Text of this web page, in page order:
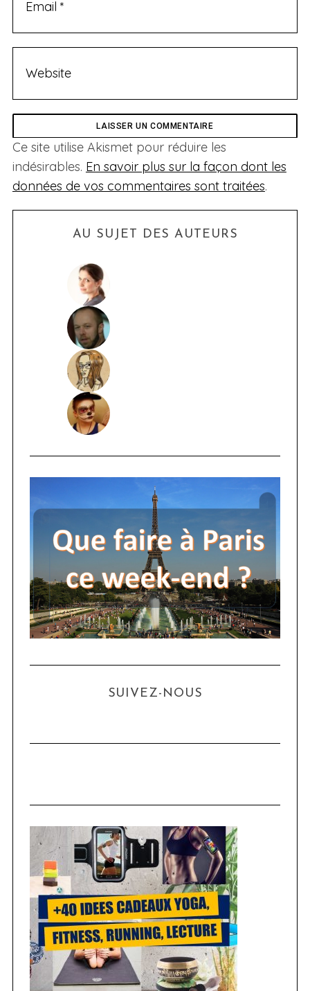
Ce site utilise Akismet pour réduire les
indésirables. En savoir plus sur la façon dont les
données de vos commentaires sont traitées.
AU SUJET DES AUTEURS
SUIVEZ-NOUS